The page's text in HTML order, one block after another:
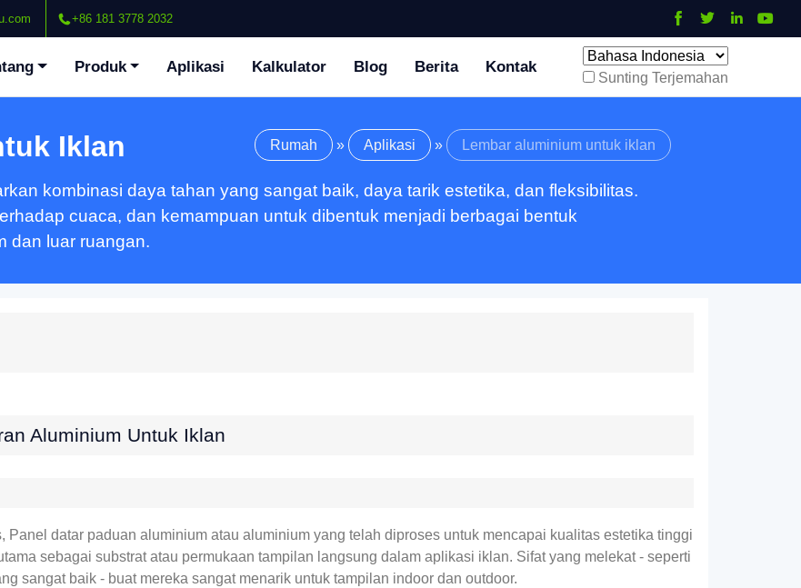
+86 181 3778 2032
Produk Aplikasi Kalkulator Blog Berita Kontak
Sunting Terjemahan
Iklan Rumah » Aplikasi » Lembar aluminium untuk iklan
kombinasi daya tahan yang sangat baik, daya tarik estetika, dan fleksibilitas.
cuaca, dan kemampuan untuk dibentuk menjadi berbagai bentuk
dan luar ruangan.
Aluminium Untuk Iklan
Panel datar paduan aluminium atau aluminium yang telah diproses untuk mencapai kualitas estetika tinggi
sebagai substrat atau permukaan tampilan langsung dalam aplikasi iklan. Sifat yang melekat - seperti
sangat baik - buat mereka sangat menarik untuk tampilan indoor dan outdoor.